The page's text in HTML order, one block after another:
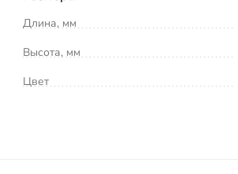
Длина, мм
Высота, мм
Цвет